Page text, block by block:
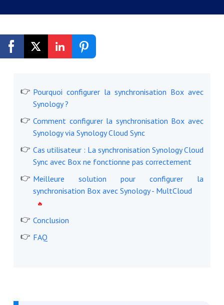
Pourquoi configurer la synchronisation Box avec
Synology ?
Comment configurer la synchronisation Box avec
Synology via Synology Cloud Sync
Cas utilisateur : La synchronisation Synology Cloud
Sync avec Box ne fonctionne pas correctement
Meilleure solution pour configurer la
synchronisation Box avec Synology - MultCloud
Conclusion
FAQ